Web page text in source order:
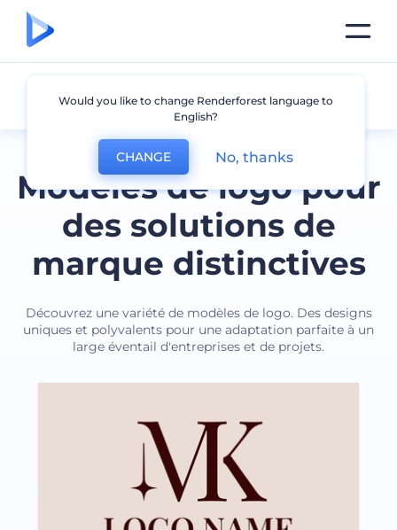
Modèles de logo pour
des solutions de
marque distinctives
Découvrez une variété de modèles de logo. Des designs
uniques et polyvalents pour une adaptation parfaite à un
large éventail d'entreprises et de projets.
Autre
Would you like to change Renderforest language to
English?
CHANGE No, thanks